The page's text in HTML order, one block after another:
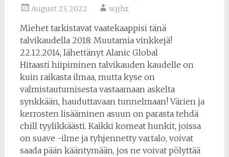
August 23, 2022 wjjhz
Miehet tarkistavat vaatekaappisi tänä
talvikaudella 2018: Muutamia vinkkejä!
22.12.2014, lähettänyt Alanic Global
Hitaasti hiipiminen talvikauden kaudelle on
kuin raikasta ilmaa, mutta kyse on
valmistautumisesta vastaamaan askelta
synkkään, hauduttavaan tunnelmaan! Värien ja
kerrosten lisääminen asuun on parasta tehdä
chill tyylikkäästi. Kaikki komeat hunkit, joissa
on suave -ilme ja tyhjennetty vartalo, voivat
saada pään kääntymään, jos ne voivat pölyttää